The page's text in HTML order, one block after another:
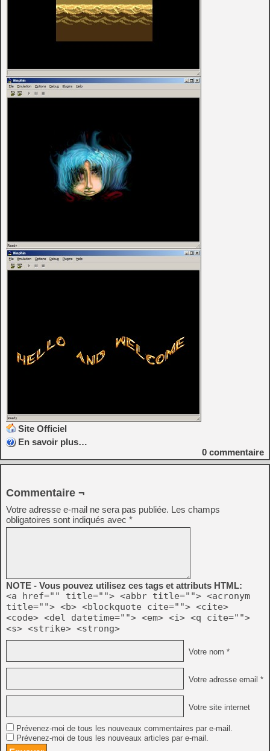
Site Officiel
En savoir plus…
0 commentaire
Commentaire ¬
Votre adresse e-mail ne sera pas publiée. Les champs
obligatoires sont indiqués avec *
NOTE - Vous pouvez utilisez ces tags et attributs HTML:
<a href="" title=""> <abbr title=""> <acronym
title=""> <b> <blockquote cite=""> <cite>
<code> <del datetime=""> <em> <i> <q cite="">
<s> <strike> <strong>
Votre nom *
Votre adresse email *
Votre site internet
Prévenez-moi de tous les nouveaux commentaires par e-mail.
Prévenez-moi de tous les nouveaux articles par e-mail.